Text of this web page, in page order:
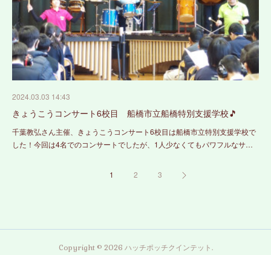
2024.03.03 14:43
きょうこうコンサート6校目 船橋市立船橋特別支援学校🎵
千葉教弘さん主催、きょうこうコンサート6校目は船橋市立特別支援学校で
した！今回は4名でのコンサートでしたが、1人少なくてもパワフルなサ…
1 2 3
Copyright © 2026 ハッチポッチクインテット.